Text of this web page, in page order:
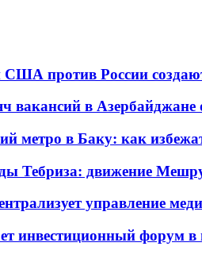
против России
вакансий в Азербайджане
метро в Баку: как
Тебриза: движение
управление
инвестиционный форум в